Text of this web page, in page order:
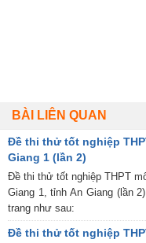
BÀI LIÊN QUAN
Đề thi thử tốt nghiệp
Giang 1 (lần 2)
Đề thi thử tốt nghiệp THPT
Giang 1, tỉnh An Giang (lần
trang như sau:
Đề thi thử tốt nghiệp